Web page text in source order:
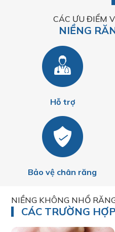
CÁC ƯU ĐIỂM
NIỀNG
Hỗ trợ
Bảo vệ chân răng
NIỀNG KHÔNG NHỔ
CÁC TRƯỜNG